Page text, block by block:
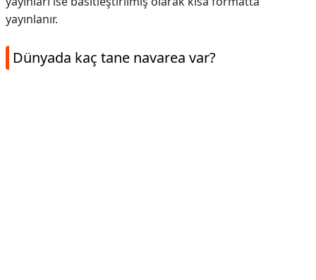
yayınlanır.
Dünyada kaç tane navarea var?